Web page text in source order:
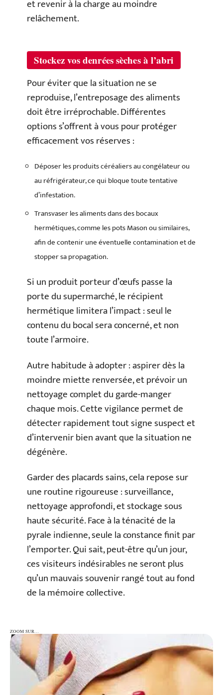
et revenir à la charge au moindre
relâchement.
Stockez vos denrées sèches à l’abri
Pour éviter que la situation ne se
reproduise, l’entreposage des aliments
doit être irréprochable. Différentes
options s’offrent à vous pour protéger
efficacement vos réserves :
Déposer les produits céréaliers au congélateur ou
au réfrigérateur, ce qui bloque toute tentative
d’infestation.
Transvaser les aliments dans des bocaux
hermétiques, comme les pots Mason ou similaires,
afin de contenir une éventuelle contamination et de
stopper sa propagation.
Si un produit porteur d’œufs passe la
porte du supermarché, le récipient
hermétique limitera l’impact : seul le
contenu du bocal sera concerné, et non
toute l’armoire.
Autre habitude à adopter : aspirer dès la
moindre miette renversée, et prévoir un
nettoyage complet du garde-manger
chaque mois. Cette vigilance permet de
détecter rapidement tout signe suspect et
d’intervenir bien avant que la situation ne
dégénère.
Garder des placards sains, cela repose sur
une routine rigoureuse : surveillance,
nettoyage approfondi, et stockage sous
haute sécurité. Face à la ténacité de la
pyrale indienne, seule la constance finit par
l’emporter. Qui sait, peut-être qu’un jour,
ces visiteurs indésirables ne seront plus
qu’un mauvais souvenir rangé tout au fond
de la mémoire collective.
ZOOM SUR…
ZOOM SUR…